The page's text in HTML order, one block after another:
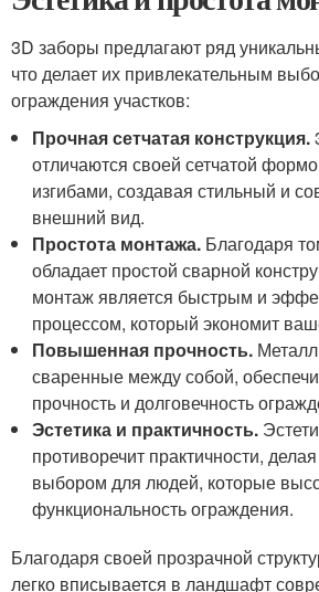
3D заборы предлагают ряд
что делает их привлекательным
ограждения участков:
Прочная сетчатая конструкция.
отличаются своей сетчатой
изгибами, создавая стильный и
внешний вид.
Простота монтажа. Благодаря
обладает простой сварной
монтаж является быстрым и
процессом, который экономит
Повышенная прочность.
сваренные между собой,
прочность и долговечность
Эстетика и практичность.
противоречит практичности,
выбором для людей, которые
функциональность ограждения.
Благодаря своей прозрачной
легко вписывается в ландшафт